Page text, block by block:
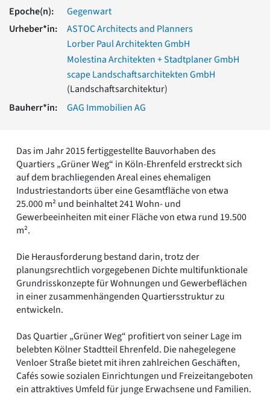
Romanik
Vorromanik
Römische Antike
Über baukunst-nrw
Fachbeirat
Kontakt
Suchbegriff eingeben
Epoche(n):
Gegenwart
Urheber*in:
ASTOC Architects and Planners
Lorber Paul Architekten GmbH
Molestina Architekten + Stadtplaner GmbH
scape Landschaftsarchitekten GmbH
(Landschaftsarchitektur)
Bauherr*in:
GAG Immobilien AG
Das im Jahr 2015 fertiggestellte Bauvorhaben des
Quartiers „Grüner Weg“ in Köln-Ehrenfeld erstreckt sich
auf dem brachliegenden Areal eines ehemaligen
Industriestandorts über eine Gesamtfläche von etwa
25.000 m² und beinhaltet 241 Wohn- und
Gewerbeeinheiten mit einer Fläche von etwa rund 19.500
m².
Die Herausforderung bestand darin, trotz der
planungsrechtlich vorgegebenen Dichte multifunktionale
Grundrisskonzepte für Wohnungen und Gewerbeflächen
in einer zusammenhängenden Quartiersstruktur zu
entwickeln.
Das Quartier „Grüner Weg“ profitiert von seiner Lage im
belebten Kölner Stadtteil Ehrenfeld. Die nahegelegene
Venloer Straße bietet mit ihren zahlreichen Geschäften,
Cafés sowie sozialen Einrichtungen und Freizeitangeboten
ein attraktives Umfeld für junge Erwachsene und Familien.